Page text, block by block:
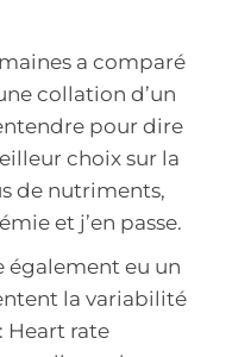
a comparé
collation d’un
pour dire
choix sur la
de nutriments,
et j’en passe.
également eu un
la variabilité
Heart rate